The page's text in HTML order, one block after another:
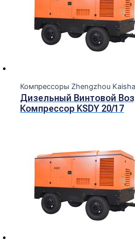
Компрессоры Zhengzhou
Дизельный Винтовой
Компрессор KSDY 20/17